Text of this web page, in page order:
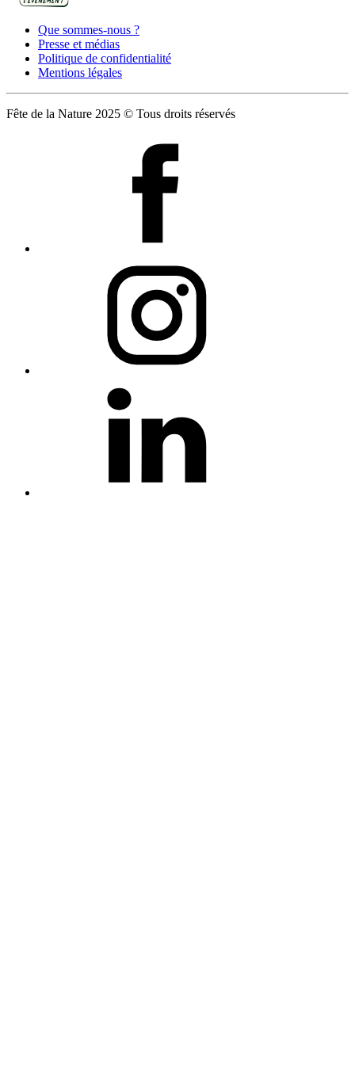
Que sommes-nous ?
Presse et médias
Politique de confidentialité
Mentions légales
Fête de la Nature 2025 © Tous droits réservés